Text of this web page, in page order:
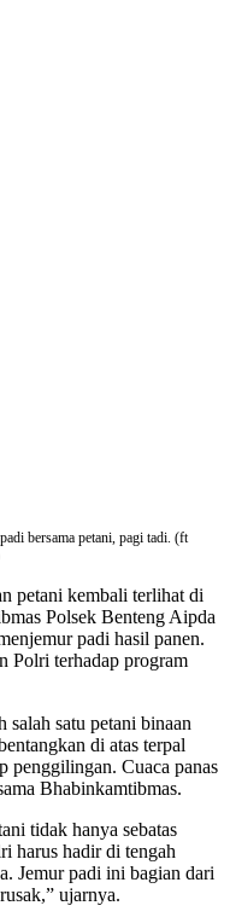
bersama petani, pagi tadi. (ft
petani kembali terlihat di
Polsek Benteng Aipda
padi hasil panen.
Polri terhadap program
salah satu petani binaan
di atas terpal
penggilingan. Cuaca panas
Bhabinkamtibmas.
tidak hanya sebatas
harus hadir di tengah
Jemur padi ini bagian dari
ujarnya.